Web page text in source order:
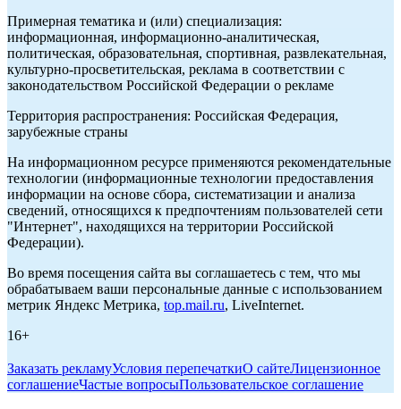
Примерная тематика и (или) специализация:
информационная, информационно-аналитическая,
политическая, образовательная, спортивная, развлекательная,
культурно-просветительская, реклама в соответствии с
законодательством Российской Федерации о рекламе
Территория распространения: Российская Федерация,
зарубежные страны
На информационном ресурсе применяются рекомендательные
технологии (информационные технологии предоставления
информации на основе сбора, систематизации и анализа
сведений, относящихся к предпочтениям пользователей сети
"Интернет", находящихся на территории Российской
Федерации).
Во время посещения сайта вы соглашаетесь с тем, что мы
обрабатываем ваши персональные данные с использованием
метрик Яндекс Метрика, top.mail.ru, LiveInternet.
16+
Заказать рекламуУсловия перепечаткиО сайтеЛицензионное
соглашениеЧастые вопросыПользовательское соглашение